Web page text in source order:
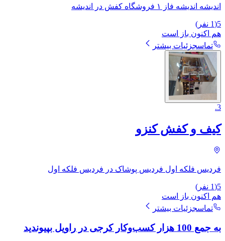
اندیشه اندیشه فاز ۱ فروشگاه کفش در اندیشه
5
(
1 نفر)
هم اکنون باز است
تماسجزئیات بیشتر
3
.
کیف و کفش کنزو
فردیس فلکه اول فردیس پوشاک در فردیس فلکه اول
5
(
1 نفر)
هم اکنون باز است
تماسجزئیات بیشتر
به جمع 100 هزار کسب‌وکار کرجی در راویل بپیوندید